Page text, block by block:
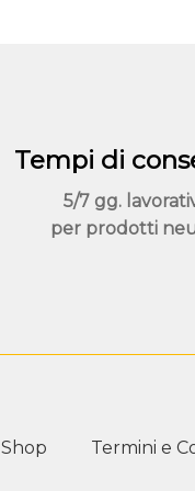
prodotto
Tempi di
5/7 gg.
per prodotti
Shop Termini e